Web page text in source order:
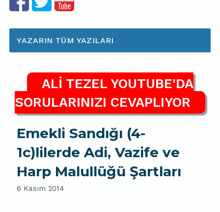
YAZARIN TÜM YAZILARI
ALİ TEZEL YOUTUBE'DA
SORULARINIZI CEVAPLIYOR
Emekli Sandığı (4-
1c)lilerde Adi, Vazife ve
Harp Malullüğü Şartları
6 Kasım 2014